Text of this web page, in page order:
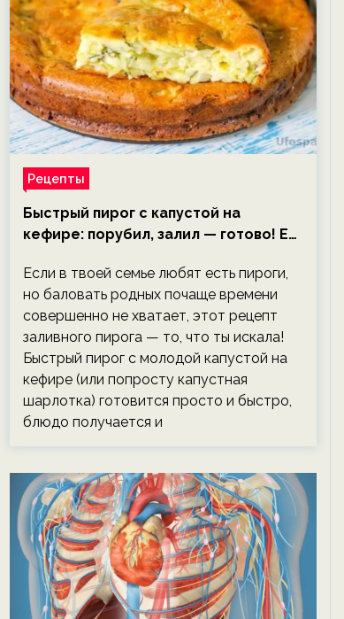
Рецепты
Быстрый пирог с капустой на
кефире: порубил, залил — готово! Ем,
Если в твоей семье любят есть пироги,
но баловать родных почаще времени
совершенно не хватает, этот рецепт
заливного пирога — то, что ты искала!
Быстрый пирог с молодой капустой на
кефире (или попросту капустная
шарлотка) готовится просто и быстро,
блюдо получается и